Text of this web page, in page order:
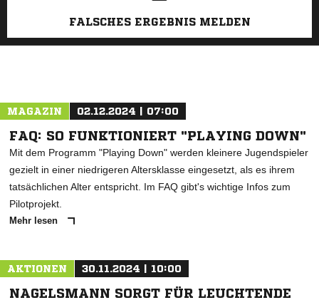
FALSCHES ERGEBNIS MELDEN
MAGAZIN 02.12.2024 | 07:00
FAQ: SO FUNKTIONIERT "PLAYING DOWN"
Mit dem Programm "Playing Down" werden kleinere Jugendspieler
gezielt in einer niedrigeren Altersklasse eingesetzt, als es ihrem
tatsächlichen Alter entspricht. Im FAQ gibt's wichtige Infos zum
Pilotprojekt.
Mehr lesen
AKTIONEN 30.11.2024 | 10:00
NAGELSMANN SORGT FÜR LEUCHTENDE